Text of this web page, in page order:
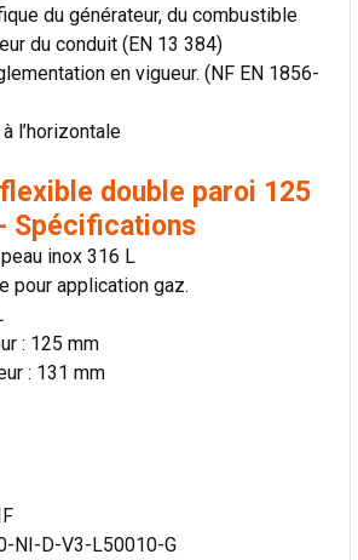
du générateur, du combustible
du conduit (EN 13 384)
en vigueur. (NF EN 1856-
l’horizontale
double paroi 125
Spécifications
inox 316 L
pour application gaz.
: 125 mm
: 131 mm
NI-D-V3-L50010-G